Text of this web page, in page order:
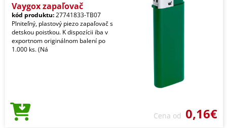
Vaygox zapaľovač
kód produktu:27741833-TB07
Plniteľný, plastový piezo zapaľovač s
detskou poistkou. K dispozícii iba v
exportnom originálnom balení po
1.000 ks. (Ná
Cena od 0,16€